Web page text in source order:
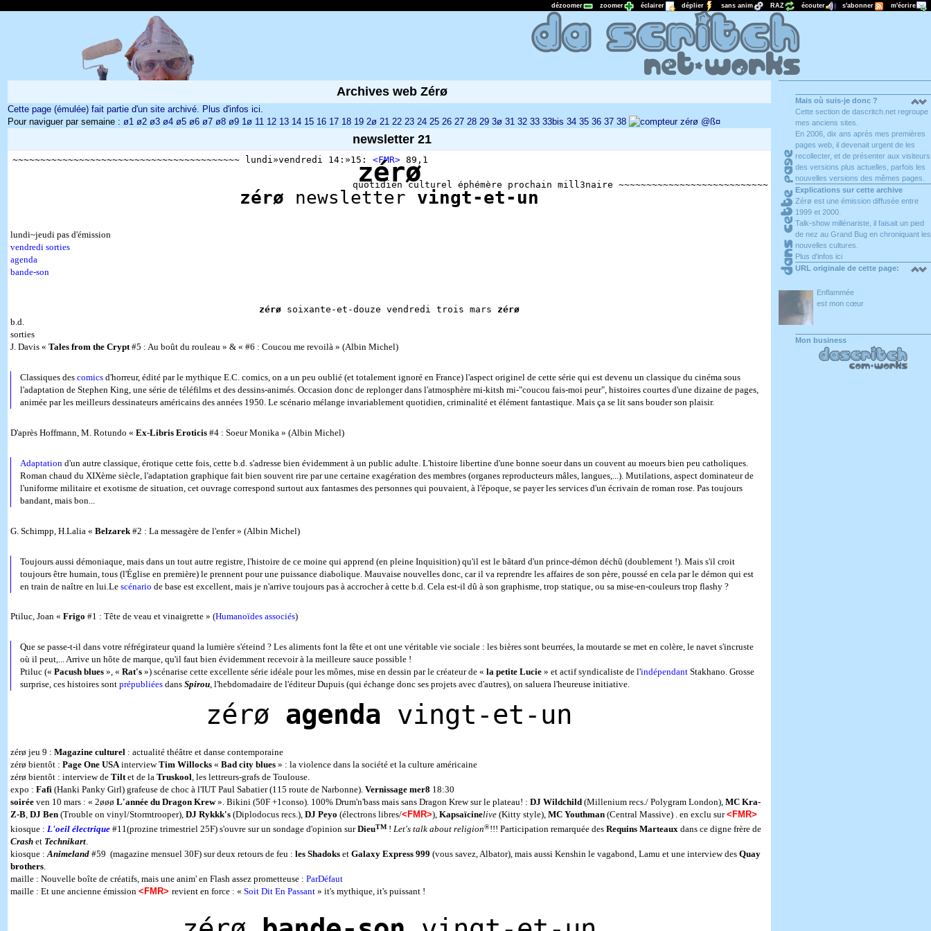
dézoomer zoomer éclairer déplier sans anim RAZ écouter s'abonner m'écrire
Archives web Zérø
Cette page (émulée) fait partie d'un site archivé. Plus d'infos ici.
Pour naviguer par semaine : ø1 ø2 ø3 ø4 ø5 ø6 ø7 ø8 ø9 1ø 11 12 13 14 15 16 17 18 19 2ø 21 22 23 24 25 26 27 28 29 3ø 31 32 33 33bis 34 35 36 37 38 zérø @ß¤
newsletter 21
~~~~~~~~~~~~~~~~~~~~~~~~~~~~~~~~~~~~~~~~~ lundi»vendredi 14:»15: <FMR>89,1
zérø
quotidien culturel éphémère prochain mill3naire ~~~~~~~~~~~~~~~~~~~~~~~~~~~
zérø newsletter vingt-et-un
lundi~jeudi pas d'émission
vendredi sorties
agenda
bande-son
zérøsoixante-et-douze vendredi trois mars zérø
b.d.
sorties
J. Davis « Tales from the Crypt#5 : Au boût du rouleau » & « #6 : Coucou me revoilà » (Albin Michel)
Classiques des comicsd'horreur, édité par le mythique E.C. comics, on a un peu oublié (et totalement ignoré en France) l'aspect originel de cette série qui est devenu un classique du cinéma sous
l'adaptation de Stephen King, une série de téléfilms et des dessins-animés. Occasion donc de replonger dans l'atmosphère mi-kitsh mi-"coucou fais-moi peur", histoires courtes d'une dizaine de pages,
animée par les meilleurs dessinateurs américains des années 1950. Le scénario mélange invariablement quotidien, criminalité et élément fantastique. Mais ça se lit sans bouder son plaisir.
D'après Hoffmann, M. Rotundo « Ex-Libris Eroticis#4 : Soeur Monika » (Albin Michel)
Adaptation d'un autre classique, érotique cette fois, cette b.d. s'adresse bien évidemment à un public adulte. L'histoire libertine d'une bonne soeur dans un couvent au moeurs bien peu catholiques.
Roman chaud du XIXème siècle, l'adaptation graphique fait bien souvent rire par une certaine exagération des membres (organes reproducteurs mâles, langues,...). Mutilations, aspect dominateur de
l'uniforme militaire et exotisme de situation, cet ouvrage correspond surtout aux fantasmes des personnes qui pouvaient, à l'époque, se payer les services d'un écrivain de roman rose. Pas toujours
bandant, mais bon...
G. Schimpp, H.Lalia « Belzarek#2 : La messagère de l'enfer » (Albin Michel)
Toujours aussi démoniaque, mais dans un tout autre registre, l'histoire de ce moine qui apprend (en pleine Inquisition) qu'il est le bâtard d'un prince-démon déchû (doublement !). Mais s'il croit
toujours être humain, tous (l'Église en première) le prennent pour une puissance diabolique. Mauvaise nouvelles donc, car il va reprendre les affaires de son père, poussé en cela par le démon qui est
en train de naître en lui.Le scénario de base est excellent, mais je n'arrive toujours pas à accrocher à cette b.d. Cela est-il dû à son graphisme, trop statique, ou sa mise-en-couleurs trop flashy ?
Ptiluc, Joan « Frigo #1 : Tête de veau et vinaigrette » (Humanoïdes associés)
Que se passe-t-il dans votre réfrégirateur quand la lumière s'éteind ? Les aliments font la fête et ont une véritable vie sociale : les bières sont beurrées, la moutarde se met en colère, le navet s'incruste
où il peut,... Arrive un hôte de marque, qu'il faut bien évidemment recevoir à la meilleure sauce possible !
Ptiluc (« Pacush blues», « Rat's») scénarise cette excellente série idéale pour les mômes, mise en dessin par le créateur de « la petite Lucie » et actif syndicaliste de l'indépendantStakhano. Grosse
surprise, ces histoires sont prépubliéesdans Spirou, l'hebdomadaire de l'éditeur Dupuis (qui échange donc ses projets avec d'autres), on saluera l'heureuse initiative.
zérø agenda vingt-et-un
zérø jeu 9 : Magazine culturel: actualité théâtre et danse contemporaine
zérø bientôt : Page One USAinterviewTim Willocks« Bad city blues» : la violence dans la société et la culture américaine
zérø bientôt : interview de Tiltet de la Truskool, les lettreurs-grafs de Toulouse.
expo : Fafi(Hanki Panky Girl) grafeuse de choc à l'IUT Paul Sabatier (115 route de Narbonne). Vernissage mer8 18:30
soirée ven 10 mars : « 2øøø L'année du Dragon Krew». Bikini (50F +1conso). 100% Drum'n'bass mais sans Dragon Krew sur le plateau! : DJ Wildchild(Millenium recs./ Polygram London), MCKra-
Z-B, DJ Ben(Trouble on vinyl/Stormtrooper), DJ Rykkk's(Diplodocus recs.), DJ Peyo (électrons libres/<FMR>), Kapsaïcinelive(Kitty style), MCYouthman(Central Massive) . en exclu sur<FMR>
kiosque : L'oeil électrique #11(prozine trimestriel 25F) s'ouvre sur un sondage d'opinion surDieuTM! Let's talk about religion®!!! Participation remarquée des Requins Marteaux dans ce digne frère de
Crashet Technikart.
kiosque : Animeland#59 (magazine mensuel 30F) sur deux retours de feu : les Shadokset Galaxy Express 999 (vous savez, Albator), mais aussi Kenshin le vagabond, Lamu et une interview des Quay
brothers.
maille : Nouvelle boîte de créatifs, mais une anim' en Flash assez prometteuse : ParDéfaut
maille : Et une ancienne émission <FMR> revient en force : « Soit Dit En Passant» it's mythique, it's puissant !
Mais où suis-je donc ?
Cette section de dascritch.net regroupe
mes anciens sites.
En 2006, dix ans après mes premières
pages web, il devenait urgent de les
recollecter, et de présenter aux visiteurs
des versions plus actuelles, parfois les
nouvelles versions des mêmes pages.
Explications sur cette archive
Zérø est une émission diffusée entre
1999 et 2000.
Talk-show millénariste, il faisait un pied
de nez au Grand Bug en chroniquant les
nouvelles cultures.
Plus d'infos ici
URL originale de cette page:
http://xaviermd.free.fr/zero
Enflammée
est mon cœur
Mon business